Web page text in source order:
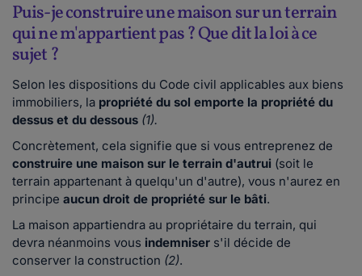
Puis-je construire une maison sur un terrain
qui ne m'appartient pas ? Que dit la loi à ce
sujet ?
Selon les dispositions du Code civil applicables aux biens
immobiliers, la propriété du sol emporte la propriété du
dessus et du dessous (1).
Concrètement, cela signifie que si vous entreprenez de
construire une maison sur le terrain d'autrui (soit le
terrain appartenant à quelqu'un d'autre), vous n'aurez en
principe aucun droit de propriété sur le bâti.
La maison appartiendra au propriétaire du terrain, qui
devra néanmoins vous indemniser s'il décide de
conserver la construction (2).